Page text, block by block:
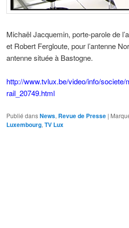
Michaël Jacquemin, porte-parole de
et Robert Fergloute, pour l’antenne
antenne située à Bastogne.
http://www.tvlux.be/video/info/
rail_20749.html
Publié dansNews, Revue de Presse |
Luxembourg, TV Lux